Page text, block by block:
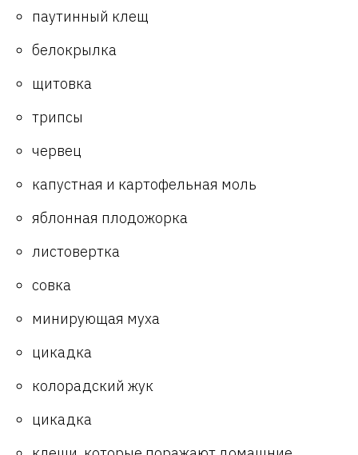
паутинный клещ
белокрылка
щитовка
трипсы
червец
капустная и картофельная моль
яблонная плодожорка
листовертка
совка
минирующая муха
цикадка
колорадский жук
цикадка